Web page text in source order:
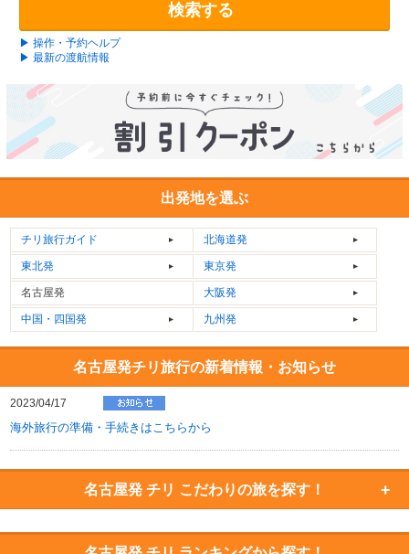
検索する
▶ 操作・予約ヘルプ
▶ 最新の渡航情報
出発地を選ぶ
チリ 旅行ガイド 北海道発
東北発 東京発
名古屋発 大阪発
中国・四国発 九州発
名古屋発チリ旅行の新着情報・お知らせ
2023/04/17
海外旅行の準備・手続きはこちらから
名古屋発 チリ こだわりの旅を探す！